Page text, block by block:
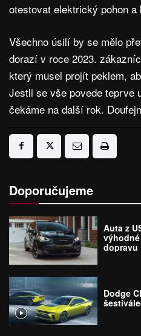
otestovat elektrický pohon a
Všechno úsilí by se mělo
dorazí v roce 2023.
který musel projít peklem,
Jestli se vše povede teprve
čekáme na další rok.
Doporučujeme
Auta z
dopravu
Dodge